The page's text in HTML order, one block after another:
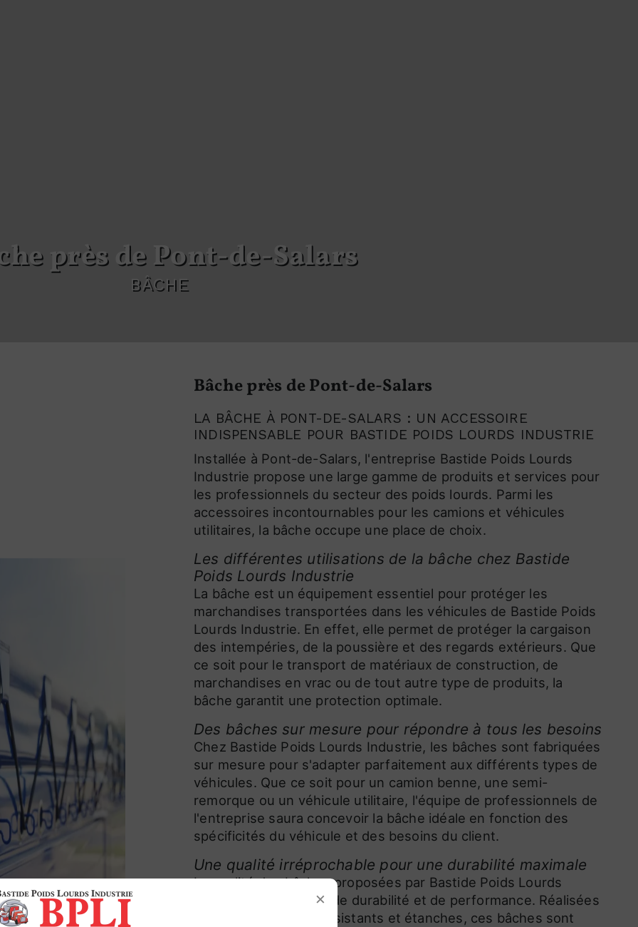
×
près de Pont-de-Salars
BÂCHE
Bâche près de Pont-de-Salars
LA BÂCHE À PONT-DE-SALARS : UN ACCESSOIRE
INDISPENSABLE POUR BASTIDE POIDS LOURDS INDUSTRIE
Installée à Pont-de-Salars, l'entreprise Bastide Poids Lourds
Industrie propose une large gamme de produits et services pour
les professionnels du secteur des poids lourds. Parmi les
accessoires incontournables pour les camions et véhicules
utilitaires, la bâche occupe une place de choix.
Les différentes utilisations de la bâche chez Bastide
Poids Lourds Industrie
La bâche est un équipement essentiel pour protéger les
marchandises transportées dans les véhicules de Bastide Poids
Lourds Industrie. En effet, elle permet de protéger la cargaison
des intempéries, de la poussière et des regards extérieurs. Que
ce soit pour le transport de matériaux de construction, de
marchandises en vrac ou de tout autre type de produits, la
bâche garantit une protection optimale.
Des bâches sur mesure pour répondre à tous les besoins
Chez Bastide Poids Lourds Industrie, les bâches sont fabriquées
sur mesure pour s'adapter parfaitement aux différents types de
véhicules. Que ce soit pour un camion benne, une semi-
remorque ou un véhicule utilitaire, l'équipe de professionnels de
l'entreprise saura concevoir la bâche idéale en fonction des
spécificités du véhicule et des besoins du client.
Une qualité irréprochable pour une durabilité maximale
La qualité des bâches proposées par Bastide Poids Lourds
Industrie est un gage de durabilité et de performance. Réalisées
dans des matériaux résistants et étanches, ces bâches sont